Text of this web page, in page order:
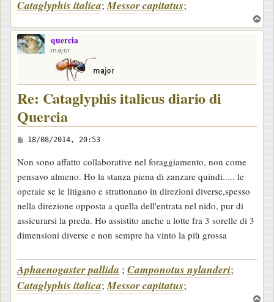
i
Cataglyphis italica;Messor capitatus;
o
quercia
major
Re: Cataglyphis italicus diario di
Quercia
M
s
s
a
g
g
i
18/08/2014, 20:53
Non sono affatto collaborative nel foraggiamento, non come
pensavo almeno. Ho la stanza piena di zanzare quindi..... le
operaie se le litigano e strattonano in direzioni diverse,spesso
nella direzione opposta a quella dell'entrata nel nido, pur di
assicurarsi la preda. Ho assistito anche a lotte fra 3 sorelle di 3
dimensioni diverse e non sempre ha vinto la più grossa
Aphaenogaster pallida ; Camponotus nylanderi;
Cataglyphis italica;Messor capitatus;